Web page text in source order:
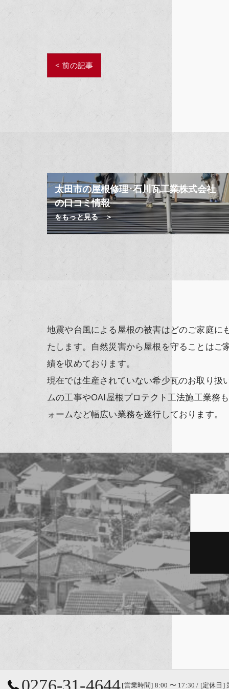
< 前の記事
太田市の屋根修理･石川瓦工業株式会社
の口コミ情報
をもっと見る ＞
地震や台風による屋根の被害はどのご家庭
たします。自然災害から屋根を守ることは
績を収めております。
現在では生産されていない希少瓦のお取り
ムの工事やOAI屋根プロテクト工法施工業務
ォームなど幅広い業務を遂行しております。
0276-31-4644 [営業時間] 8:00 〜 17:30 / [定休日]